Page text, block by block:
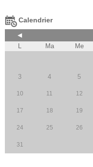
Calendrier
◀
L Ma Me
3 4 5
10 11 12
17 18 19
24 25 26
31